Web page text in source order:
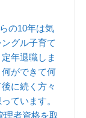
の10年は気
グル子育て
年退職しま
ができて何
に続く方々
ています。
理者資格を取